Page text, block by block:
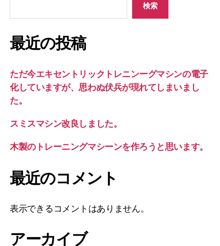
検索
最近の投稿
ただ今エキセントリックトレニンーグマシンの電子
化していますが、思わぬ伏兵が現れてしまいまし
た。
スミスマシン改良しました。
木製のトレーニングマシーンを作ろうと思います。
最近のコメント
表示できるコメントはありません。
アーカイブ